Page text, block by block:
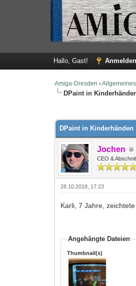
Hallo, Gast!
Anmelden
Amiga-Dresden ›Allgemeines
DPaint in
DPaint in Kinderhänden
Jochen
CEO &
28.10.2018, 17:23
Karli, 7 Jahre,
Angehängte Dateien
Thumbnail(s)